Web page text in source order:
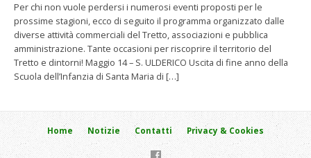
Per chi non vuole perdersi i numerosi eventi proposti per le
prossime stagioni, ecco di seguito il programma organizzato dalle
diverse attività commerciali del Tretto, associazioni e pubblica
amministrazione. Tante occasioni per riscoprire il territorio del
Tretto e dintorni! Maggio 14 – S. ULDERICO Uscita di fine anno della
Scuola dell’Infanzia di Santa Maria di […]
Home Notizie Contatti Privacy & Cookies